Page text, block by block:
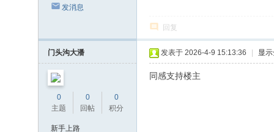
发消息
回复
门头沟大潘
0
主题
0
回帖
0
积分
新手上路
发表于 2026-4-9 15:13:36 显
同感支持楼主